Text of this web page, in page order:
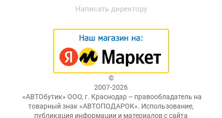
Написать директору
©
2007-2026
«АВТОбутик» ООО, г. Краснодар – правообладатель на
товарный знак «АВТОПОДАРОК». Использование,
публикация информации и материалов с сайта